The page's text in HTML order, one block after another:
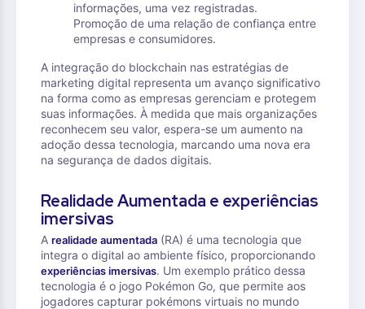
informações, uma vez registradas.
Promoção de uma relação de confiança entre
empresas e consumidores.
A integração do blockchain nas estratégias de
marketing digital representa um avanço significativo
na forma como as empresas gerenciam e protegem
suas informações. À medida que mais organizações
reconhecem seu valor, espera-se um aumento na
adoção dessa tecnologia, marcando uma nova era
na segurança de dados digitais.
Realidade Aumentada e experiências
imersivas
A realidade aumentada (RA) é uma tecnologia que
integra o digital ao ambiente físico, proporcionando
experiências imersivas. Um exemplo prático dessa
tecnologia é o jogo Pokémon Go, que permite aos
jogadores capturar pokémons virtuais no mundo